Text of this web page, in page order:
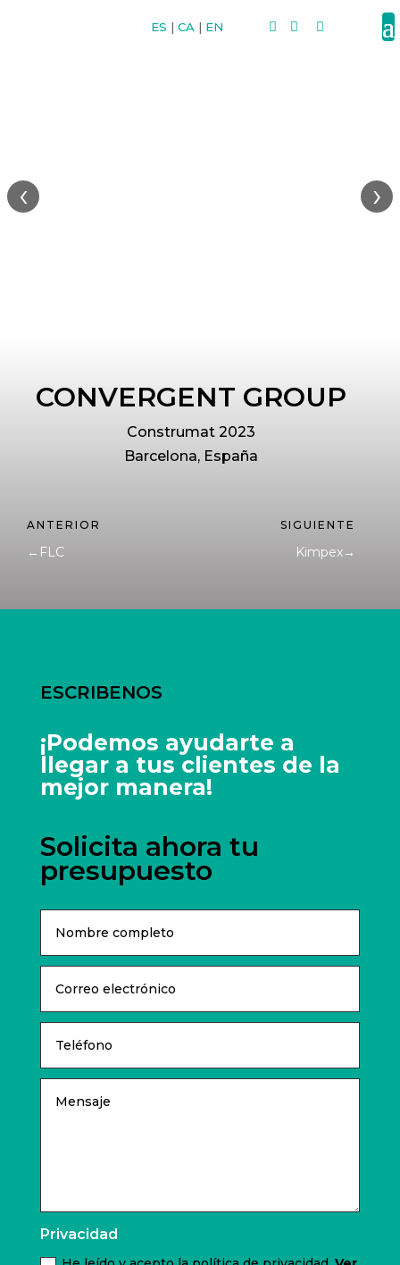
  
ES | CA | EN
‹ ›
CONVERGENT GROUP
Construmat 2023
Barcelona, España
← FLC Kimpex→
ESCRIBENOS
¡Podemos ayudarte a
llegar a tus clientes de la
mejor manera!
Solicita ahora tu
presupuesto
Privacidad